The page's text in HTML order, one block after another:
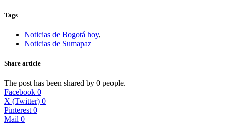
Tags
Noticias de Bogotá hoy,
Noticias de Sumapaz
Share article
The post has been shared by 0 people.
Facebook 0
X (Twitter) 0
Pinterest 0
Mail 0